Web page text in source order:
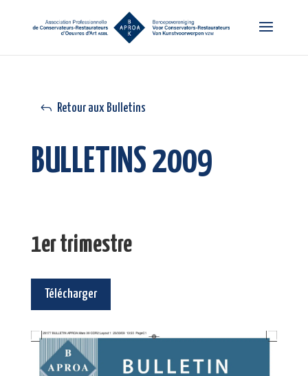
Retour aux Bulletins
BULLETINS 2009
1er trimestre
Télécharger